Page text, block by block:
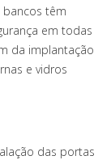
têm
em todas
da implantação
e vidros
das portas